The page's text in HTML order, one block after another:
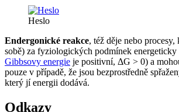
Heslo
Endergonické reakce, též děje nebo procesy,
sobě) za fyziologických podmínek energeticky
Gibbsovy energie je positivní, ΔG > 0) a
pouze v případě, že jsou bezprostředně
který jí energii dodává.
Odkazy